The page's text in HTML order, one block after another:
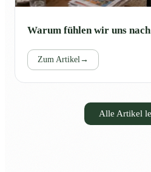
Warum fühlen wir uns nach
Zum Artikel→
Alle Artikel